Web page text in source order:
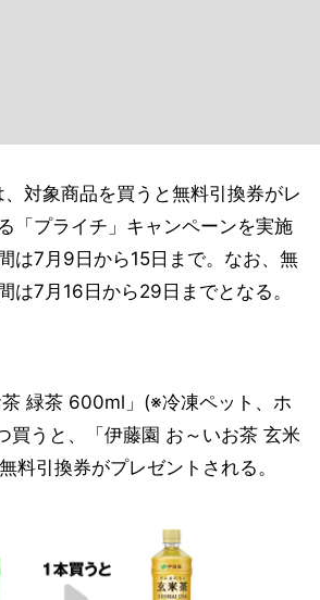
対象商品を買うと無料引換券がレ
「プライチ」キャンペーンを実施
は7月9日から15日まで。なお、無
は7月16日から29日までとなる。
茶 緑茶 600ml」(※冷凍ペット、ホ
買うと、「伊藤園 お～いお茶 玄米
料引換券がプレゼントされる。